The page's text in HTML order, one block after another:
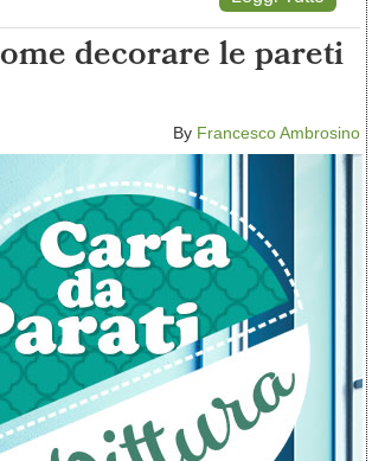
decorare le pareti
By Francesco Ambrosino